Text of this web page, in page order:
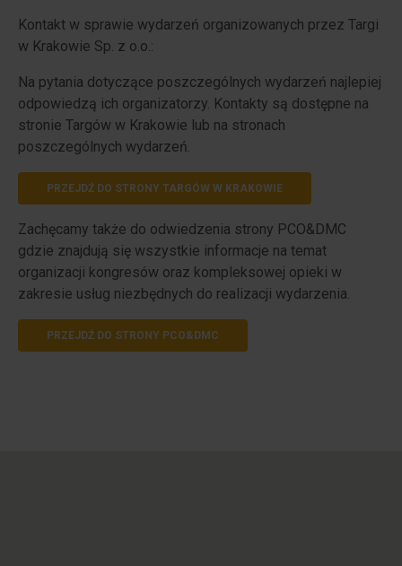
Kontakt w sprawie wydarzeń organizowanych przez Targi
w Krakowie Sp. z o.o.:
Na pytania dotyczące poszczególnych wydarzeń najlepiej
odpowiedzą ich organizatorzy. Kontakty są dostępne na
stronie Targów w Krakowie lub na stronach
poszczególnych wydarzeń.
PRZEJDŹ DO STRONY TARGÓW W KRAKOWIE
Zachęcamy także do odwiedzenia strony PCO&DMC
gdzie znajdują się wszystkie informacje na temat
organizacji kongresów oraz kompleksowej opieki w
zakresie usług niezbędnych do realizacji wydarzenia.
PRZEJDŹ DO STRONY PCO&DMC